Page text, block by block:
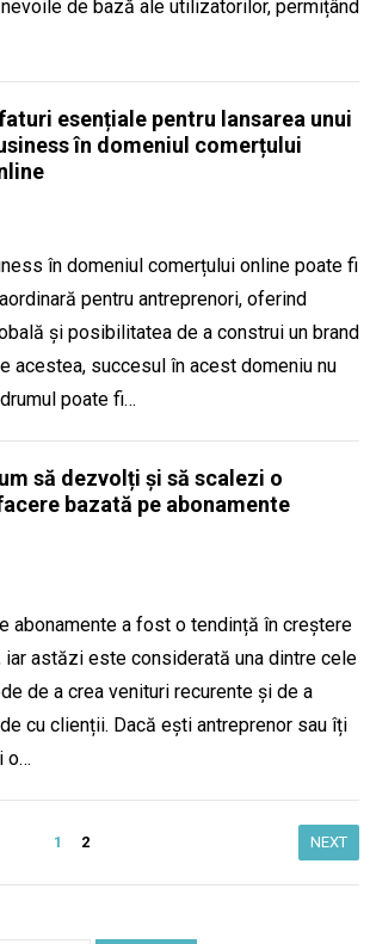
de bază ale utilizatorilor, permițând
esențiale pentru lansarea unui
în domeniul comerțului
în domeniul comerțului online poate fi
pentru antreprenori, oferind
și posibilitatea de a construi un brand
acestea, succesul în acest domeniu nu
poate fi…
să dezvolți și să scalezi o
bazată pe abonamente
abonamente a fost o tendință în creștere
astăzi este considerată una dintre cele
de a crea venituri recurente și de a
cu clienții. Dacă ești antreprenor sau îți
o…
1 2 NEXT